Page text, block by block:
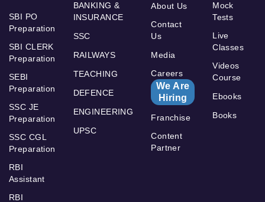
SBI PO
Preparation
SBI CLERK
Preparation
SEBI
Preparation
SSC JE
Preparation
SSC CGL
Preparation
RBI
Assistant
RBI
BANKING &
INSURANCE
SSC
RAILWAYS
TEACHING
DEFENCE
ENGINEERING
UPSC
About Us
Contact
Us
Media
Careers
We Are
Hiring
Franchise
Content
Partner
Mock
Tests
Live
Classes
Videos
Course
Ebooks
Books